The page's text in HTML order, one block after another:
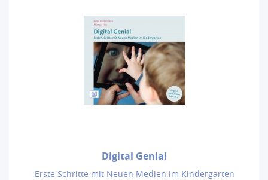
Digital Genial
Erste Schritte mit Neuen Medien im Kindergarten